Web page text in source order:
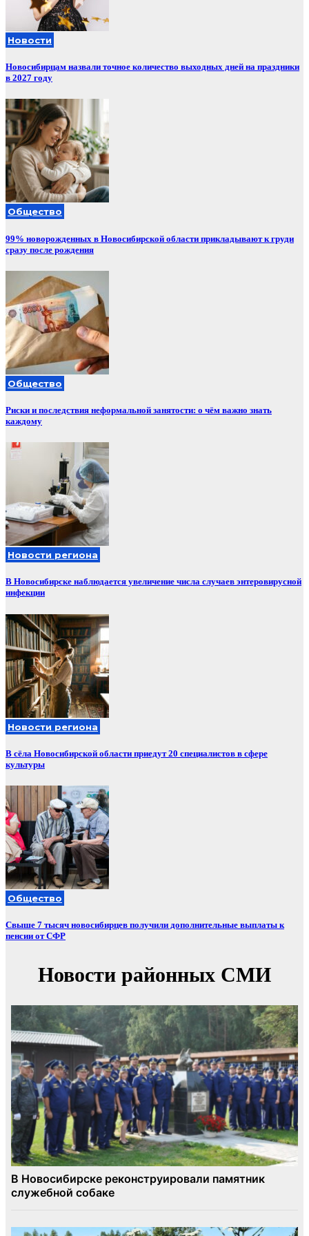
Новости
Новосибирцам назвали точное количество выходных дней на праздники
в 2027 году
Общество
99% новорожденных в Новосибирской области прикладывают к груди
сразу после рождения
Общество
Риски и последствия неформальной занятости: о чём важно знать
каждому
Новости региона
В Новосибирске наблюдается увеличение числа случаев энтеровирусной
инфекции
Новости региона
В сёла Новосибирской области приедут 20 специалистов в сфере
культуры
Общество
Свыше 7 тысяч новосибирцев получили дополнительные выплаты к
пенсии от СФР